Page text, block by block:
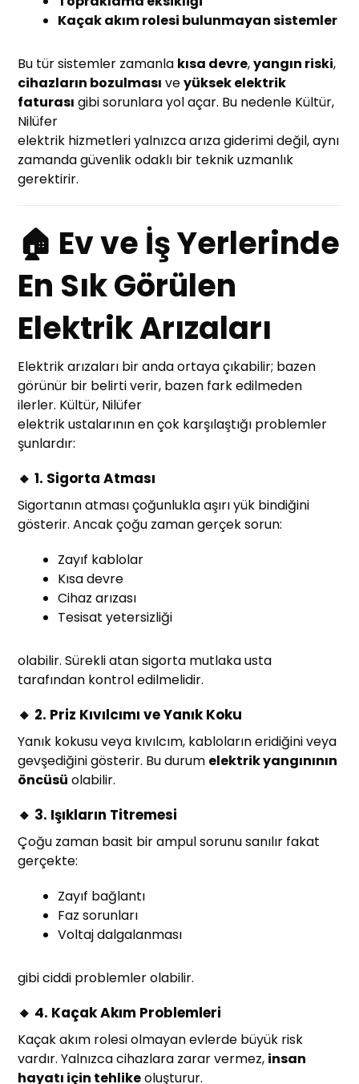
Kaçak akım rolesi bulunmayan sistemler
Bu tür sistemler zamanla kısa devre,yangın riski,
cihazların bozulması veyüksek elektrik
faturası gibi sorunlara yol açar. Bu nedenle Kültür,
Nilüfer
elektrik hizmetleri yalnızca arıza giderimi değil, aynı
zamanda güvenlik odaklı bir teknik uzmanlık
gerektirir.
🏠 Ev ve İş Yerlerinde
En Sık Görülen
Elektrik Arızaları
Elektrik arızaları bir anda ortaya çıkabilir; bazen
görünür bir belirti verir, bazen fark edilmeden
ilerler. Kültür, Nilüfer
elektrik ustalarının en çok karşılaştığı problemler
şunlardır:
🔸 1. Sigorta Atması
Sigortanın atması çoğunlukla aşırı yük bindiğini
gösterir. Ancak çoğu zaman gerçek sorun:
Zayıf kablolar
Kısa devre
Cihaz arızası
Tesisat yetersizliği
olabilir. Sürekli atan sigorta mutlaka usta
tarafından kontrol edilmelidir.
🔸 2. Priz Kıvılcımı ve Yanık Koku
Yanık kokusu veya kıvılcım, kabloların eridiğini veya
gevşediğini gösterir. Bu durum elektrik yangınının
öncüsü olabilir.
🔸 3. Işıkların Titremesi
Çoğu zaman basit bir ampul sorunu sanılır fakat
gerçekte:
Zayıf bağlantı
Faz sorunları
Voltaj dalgalanması
gibi ciddi problemler olabilir.
🔸 4. Kaçak Akım Problemleri
Kaçak akım rolesi olmayan evlerde büyük risk
vardır. Yalnızca cihazlara zarar vermez, insan
hayatı için tehlikeoluşturur.